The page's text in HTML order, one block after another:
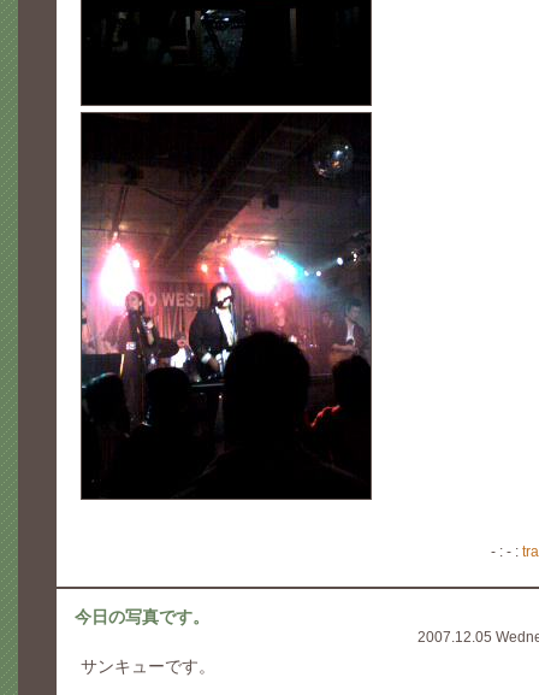
- : - :
今日の写真です。
2007.12.05
サンキューです。